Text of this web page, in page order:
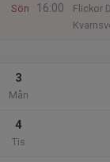
Sön
16:00
Flickor
3
Mån
4
Tis